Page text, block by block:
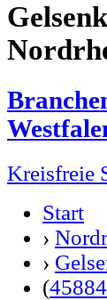
Kreisfreie
Start
›
›
(45884